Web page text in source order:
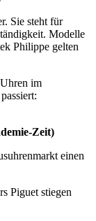
Sie steht für
Modelle
Philippe gelten
im
Zeit)
einen
Piguet stiegen